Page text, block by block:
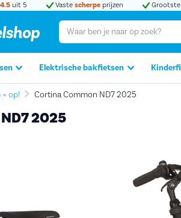
4.5 uit 5 Vaste scherpe prijzen
Elektrische bakfietsen
op! Cortina Common ND7 2025
2025